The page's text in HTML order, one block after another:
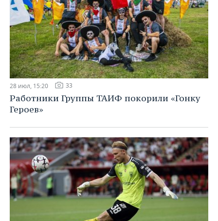
28 июл, 15:20 33
Работники Группы ТАИФ покорили «Гонку
Героев»